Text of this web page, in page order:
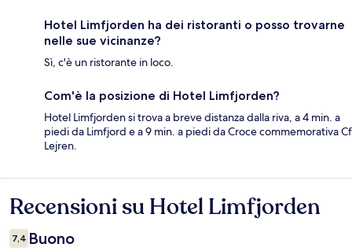
Hotel Limfjorden ha dei ristoranti o posso trovarne
nelle sue vicinanze?
Sì, c'è un ristorante in loco.
Com'è la posizione di Hotel Limfjorden?
Hotel Limfjorden si trova a breve distanza dalla riva, a 4 min. a
piedi da Limfjord e a 9 min. a piedi da Croce commemorativa Cf
Lejren.
Recensioni
Recensioni su Hotel Limfjorden
7,4 Buono